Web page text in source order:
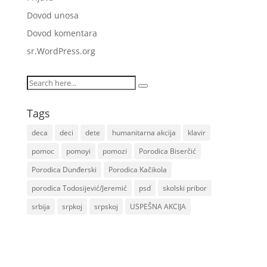
Dovod unosa
Dovod komentara
sr.WordPress.org
Tags
deca deci dete humanitarna akcija
klavir
pomoc
pomoyi pomozi
Porodica Biserčić
Porodica Dunđerski
Porodica Kačikola
porodica Todosijević/Jeremić
psd
skolski pribor
srbija
srpkoj srpskoj USPEŠNA AKCIJA